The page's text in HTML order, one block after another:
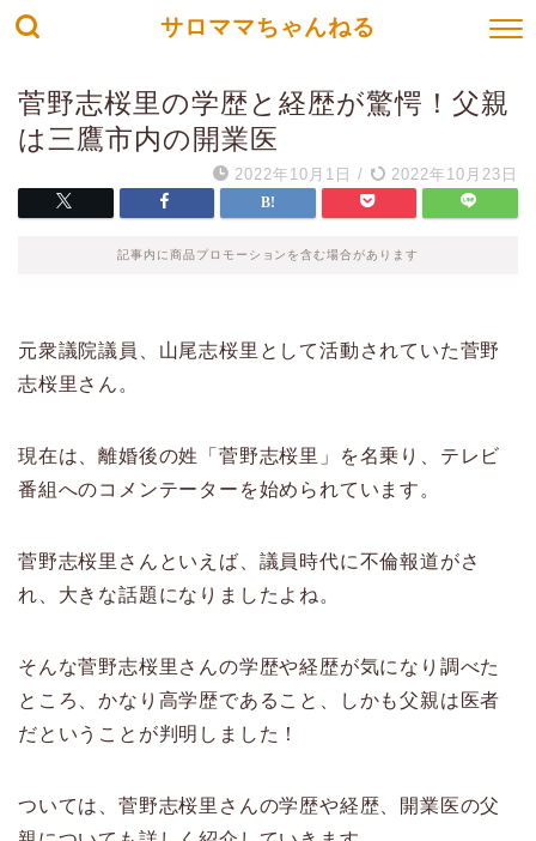
サロママちゃんねる
菅野志桜里の学歴と経歴が驚愕！父親
は三鷹市内の開業医
2022年10月1日 / 2022年10月23日
記事内に商品プロモーションを含む場合があります
元衆議院議員、山尾志桜里として活動されていた菅野
志桜里さん。
現在は、離婚後の姓「菅野志桜里」を名乗り、テレビ
番組へのコメンテーターを始められています。
菅野志桜里さんといえば、議員時代に不倫報道がさ
れ、大きな話題になりましたよね。
そんな菅野志桜里さんの学歴や経歴が気になり調べた
ところ、かなり高学歴であること、しかも父親は医者
だということが判明しました！
ついては、菅野志桜里さんの学歴や経歴、開業医の父